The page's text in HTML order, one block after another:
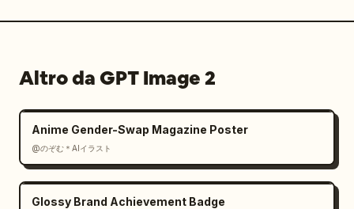
Altro da GPT Image 2
Anime Gender-Swap Magazine Poster
@のぞむ＊AIイラスト
Glossy Brand Achievement Badge